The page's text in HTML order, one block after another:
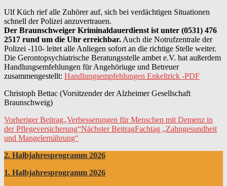
Ulf Küch rief alle Zuhörer auf, sich bei verdächtigen Situationen
schnell der Polizei anzuvertrauen.
Der Braunschweiger Kriminaldauerdienst ist unter (0531) 476
2517 rund um die Uhr erreichbar. Auch die Notrufzentrale der
Polizei -110- leitet alle Anliegen sofort an die richtige Stelle weiter.
Die Gerontopsychiatrische Beratungsstelle ambet e.V. hat außerdem
Handlungsemfehlungen für Angehöriuge und Betreuer
zusammengestellt: Handlungsempfehlungen Enkeltrick -PDF
Christoph Bettac (Vorsitzender der Alzheimer Gesellschaft
Braunschweig)
Beitrags-
Navigation
Vorheriger Beitrag„Verbesserungen für Menschen mit Demenz in
der Pflegeversicherung“Nächster BeitragFachtag „Zahngesundheit
und Mangelernährung“
2. Halbjahresprogramm 2026
1. Halbjahresprogramm 2026